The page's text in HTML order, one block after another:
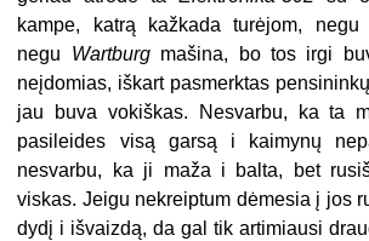
kampe, katrą kažkada turėjom,
negu Wartburgmašina, bo tos irgi
neįdomias, iškart pasmerktas
jau buva vokiškas. Nesvarbu, ka ta
pasileides visą garsą i kaimynų
nesvarbu, ka ji maža i balta, bet
viskas. Jeigu nekreiptum dėmesia į jos
dydį i išvaizdą, da gal tik artimiausi